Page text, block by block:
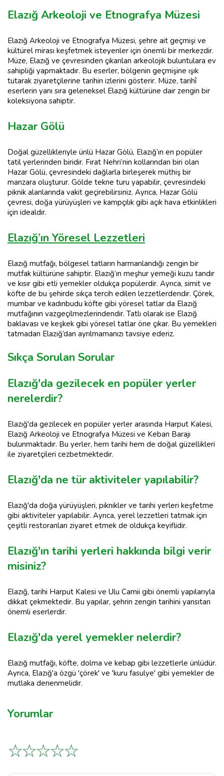
Elazığ Arkeoloji ve Etnografya Müzesi
Elazığ Arkeoloji ve Etnografya Müzesi, şehre ait geçmişi ve
kültürel mirası keşfetmek isteyenler için önemli bir merkezdir.
Müze, Elazığ ve çevresinden çıkarılan arkeolojik buluntulara ev
sahipliği yapmaktadır. Bu eserler, bölgenin geçmişine ışık
tutarak ziyaretçilerine tarihin izlerini gösterir. Müze, tarihî
eserlerin yanı sıra geleneksel Elazığ kültürüne dair zengin bir
koleksiyona sahiptir.
Hazar Gölü
Doğal güzellikleriyle ünlü Hazar Gölü, Elazığ’ın en popüler
tatil yerlerinden biridir. Fırat Nehri’nin kollarından biri olan
Hazar Gölü, çevresindeki dağlarla birleşerek müthiş bir
manzara oluşturur. Gölde tekne turu yapabilir, çevresindeki
piknik alanlarında vakit geçirebilirsiniz. Ayrıca, Hazar Gölü
çevresi, doğa yürüyüşleri ve kampçılık gibi açık hava etkinlikleri
için idealdir.
Elazığ’ın Yöresel Lezzetleri
Elazığ mutfağı, bölgesel tatların harmanlandığı zengin bir
mutfak kültürüne sahiptir. Elazığ’ın meşhur yemeği kuzu tandır
ve kısır gibi etli yemekler oldukça popülerdir. Ayrıca, simit ve
köfte de bu şehirde sıkça tercih edilen lezzetlerdendir. Çörek,
mumbar ve kadınbudu köfte gibi yöresel tatlar da Elazığ
mutfağının vazgeçilmezlerindendir. Tatlı olarak ise Elazığ
baklavası ve keşkek gibi yöresel tatlar öne çıkar. Bu yemekleri
tatmadan Elazığ’dan ayrılmamanızı tavsiye ederiz.
Sıkça Sorulan Sorular
Elazığ'da gezilecek en popüler yerler
nerelerdir?
Elazığ'da gezilecek en popüler yerler arasında Harput Kalesi,
Elazığ Arkeoloji ve Etnografya Müzesi ve Keban Barajı
bulunmaktadır. Bu yerler, hem tarihi hem de doğal güzellikleri
ile ziyaretçileri cezbetmektedir.
Elazığ'da ne tür aktiviteler yapılabilir?
Elazığ'da doğa yürüyüşleri, piknikler ve tarihi yerleri keşfetme
gibi aktiviteler yapılabilir. Ayrıca, yerel lezzetleri tatmak için
çeşitli restoranları ziyaret etmek de oldukça keyiflidir.
Elazığ'ın tarihi yerleri hakkında bilgi verir
misiniz?
Elazığ, tarihi Harput Kalesi ve Ulu Camii gibi önemli yapılarıyla
dikkat çekmektedir. Bu yapılar, şehrin zengin tarihini yansıtan
önemli eserlerdir.
Elazığ'da yerel yemekler nelerdir?
Elazığ mutfağı, köfte, dolma ve kebap gibi lezzetlerle ünlüdür.
Ayrıca, Elazığ'a özgü 'çörek' ve 'kuru fasulye' gibi yemekler de
mutlaka denenmelidir.
Yorumlar
☆
☆
☆
☆
☆